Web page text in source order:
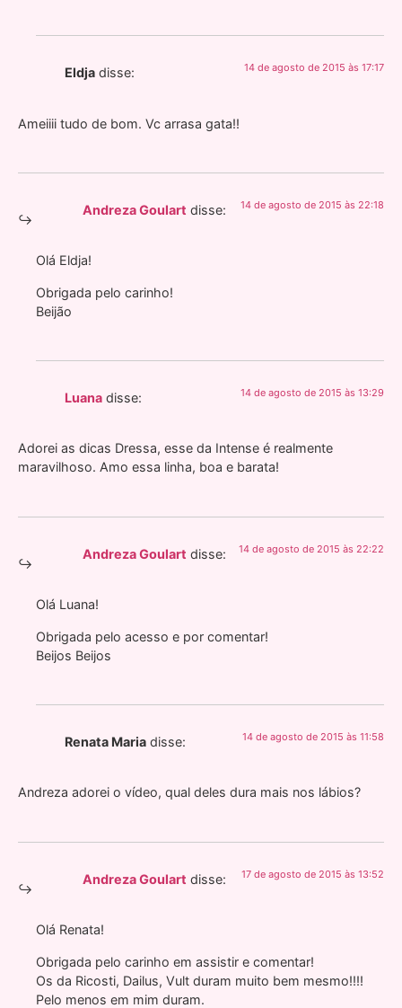
Eldja disse: 14 de agosto de 2015 às 17:17
Ameiiii tudo de bom. Vc arrasa gata!!
Andreza Goulart disse: 14 de agosto de 2015 às 22:18
Olá Eldja!
Obrigada pelo carinho!
Beijão
Luana disse: 14 de agosto de 2015 às 13:29
Adorei as dicas Dressa, esse da Intense é realmente
maravilhoso. Amo essa linha, boa e barata!
Andreza Goulart disse: 14 de agosto de 2015 às 22:22
Olá Luana!
Obrigada pelo acesso e por comentar!
Beijos Beijos
Renata Maria disse: 14 de agosto de 2015 às 11:58
Andreza adorei o vídeo, qual deles dura mais nos lábios?
Andreza Goulart disse: 17 de agosto de 2015 às 13:52
Olá Renata!
Obrigada pelo carinho em assistir e comentar!
Os da Ricosti, Dailus, Vult duram muito bem mesmo!!!!
Pelo menos em mim duram.